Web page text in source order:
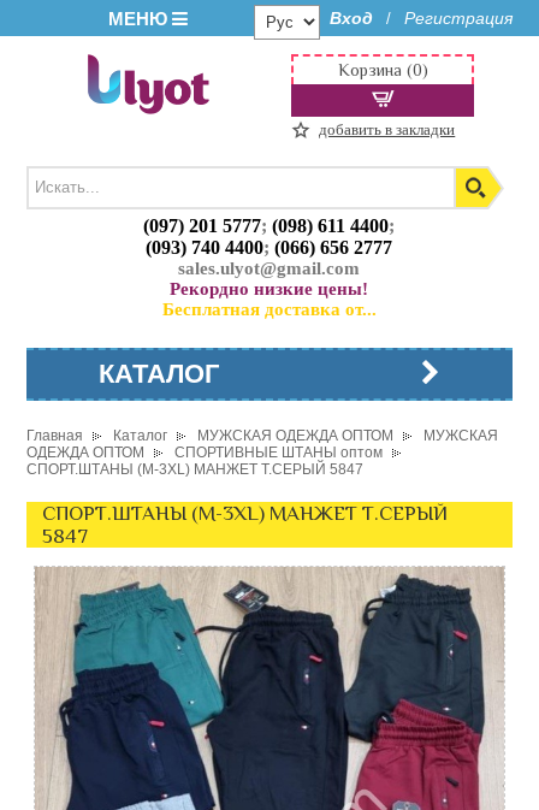
МЕНЮ Вход / Регистрация
(097) 201 5777;(098) 611 4400;
(093) 740 4400;(066) 656 2777
sales.ulyot@gmail.com
Рекордно низкие цены!
Бесплатная доставка от...
Корзина (0)
добавить в закладки
КАТАЛОГ
Главная Каталог МУЖСКАЯ ОДЕЖДА ОПТОМ
МУЖСКАЯ
ОДЕЖДА ОПТОМ
СПОРТИВНЫЕ ШТАНЫ оптом
СПОРТ.ШТАНЫ (M-3XL) МАНЖЕТ Т.СЕРЫЙ 5847
СПОРТ.ШТАНЫ (M-3XL) МАНЖЕТ Т.СЕРЫЙ
5847